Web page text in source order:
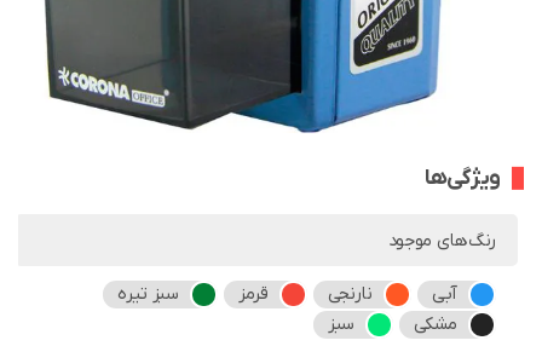
ویژگی‌ها
رنگ‌های موجود
آبی نارنجی قرمز
سبز تیره
مشکی
سبز